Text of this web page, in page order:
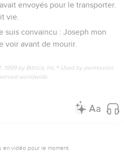
envoyés pour le transporter.
vie.
suis convaincu : Joseph mon
voir avant de mourir.
1999 by Biblica, Inc.® Used by permission.
worldwide.
vidéo pour le moment.